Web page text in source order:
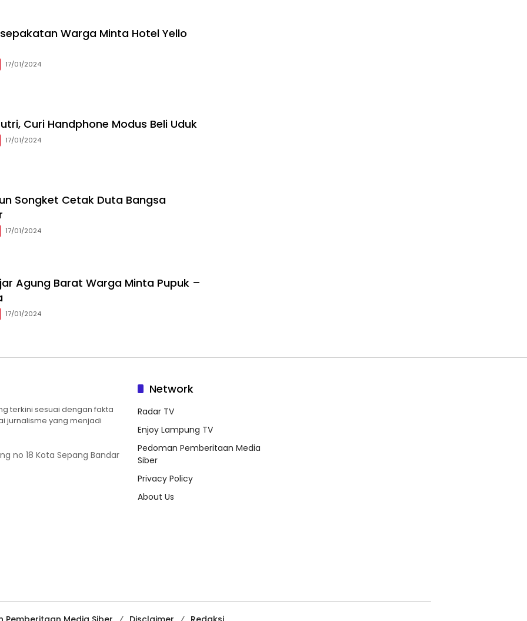
Warga Minta Hotel Yello
17/01/2024
Curi Handphone Modus Beli Uduk
17/01/2024
Songket Cetak Duta Bangsa
17/01/2024
Agung Barat Warga Minta Pupuk –
17/01/2024
terkini sesuai dengan fakta
jurnalisme yang menjadi
no 18 Kota Sepang Bandar
Network
Radar TV
Enjoy Lampung TV
Pedoman Pemberitaan Media
Siber
Privacy Policy
About Us